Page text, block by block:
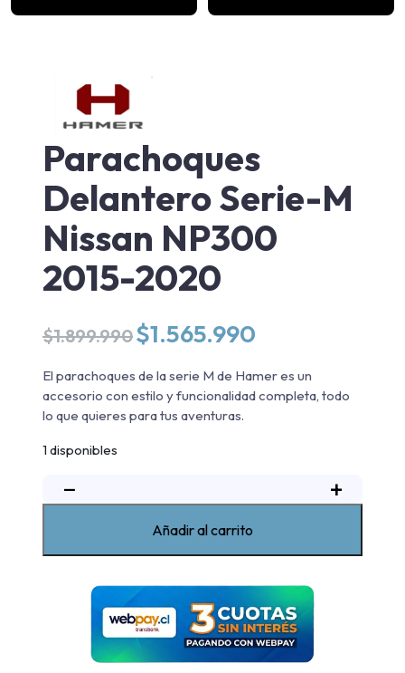
Parachoques
Delantero Serie-M
Nissan NP300
2015-2020
$1.899.990 El
precio
original
era:
$1.899.990.
$1.565.990
es:
El parachoques de la serie M de Hamer es un
accesorio con estilo y funcionalidad completa, todo
lo que quieres para tus aventuras.
1 disponibles
−
Delantero
M
NP300
2015-
2020
cantidad
+
Añadir al carrito